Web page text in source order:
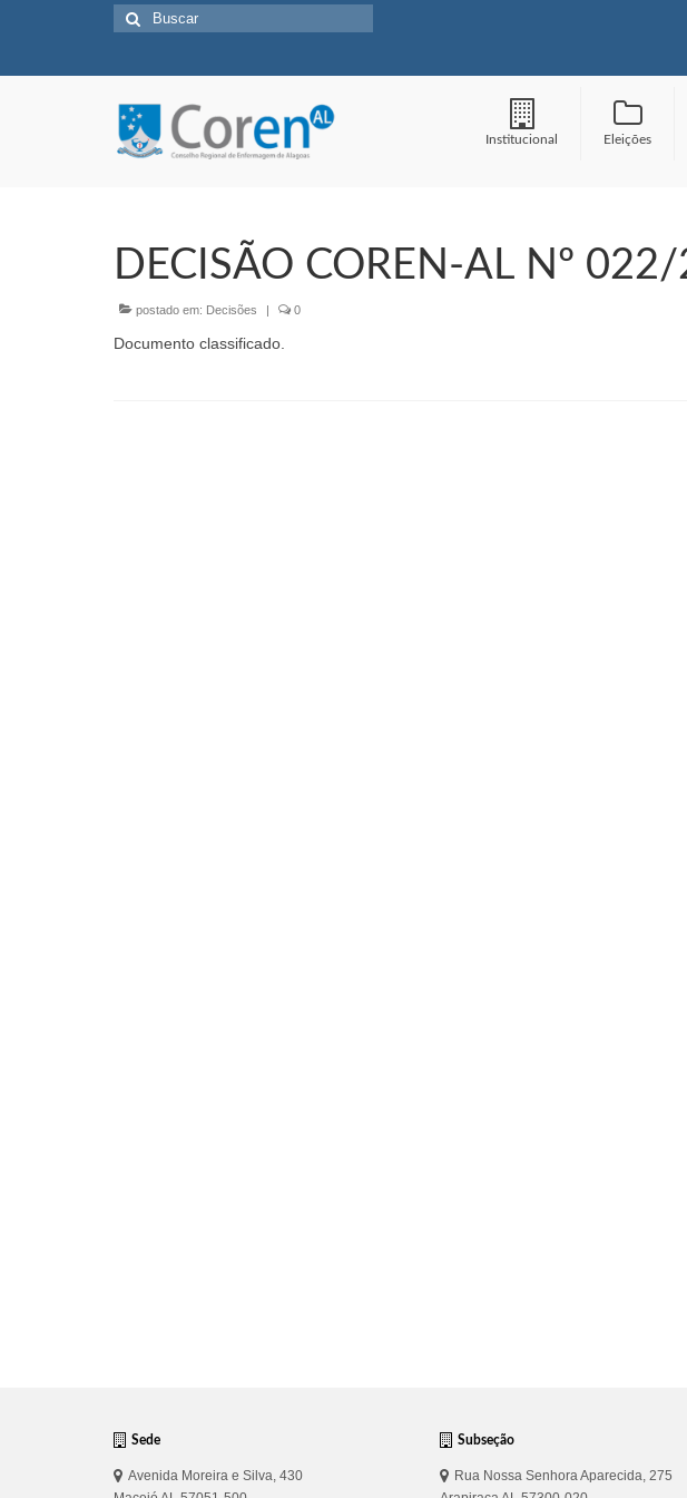
Buscar
por:
Institucional Eleições
DECISÃO COREN-AL Nº
postado em: Decisões | 0
Documento classificado.
Sede
Avenida Moreira e Silva, 430
Subseção
Rua Nossa Senhora Aparecida, 275